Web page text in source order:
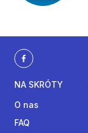
NA SKRÓTY
O nas
FAQ